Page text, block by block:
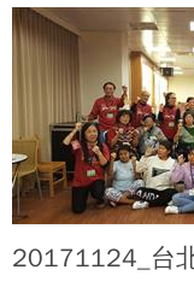
20171124_台